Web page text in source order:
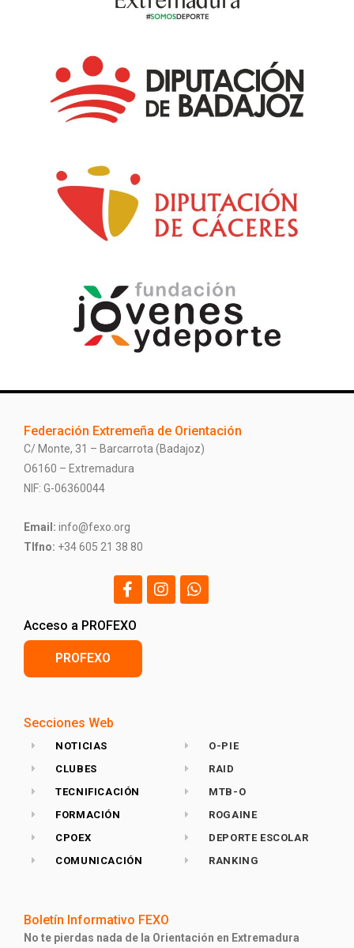
Federación Extremeña de Orientación
C/ Monte, 31 – Barcarrota (Badajoz)
O6160 – Extremadura
NIF: G-06360044
Email: info@fexo.org
Tlfno: +34 605 21 38 80
Acceso a PROFEXO
PROFEXO
Secciones Web
NOTICIAS
CLUBES
TECNIFICACIÓN
FORMACIÓN
CPOEX
COMUNICACIÓN
O-PIE
RAID
MTB-O
ROGAINE
DEPORTE ESCOLAR
RANKING
Boletín Informativo FEXO
No te pierdas nada de la Orientación en Extremadura